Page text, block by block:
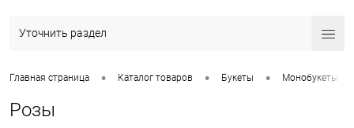
Уточнить раздел
Главная страница • Каталог товаров • Букеты • Монобукеты
Розы